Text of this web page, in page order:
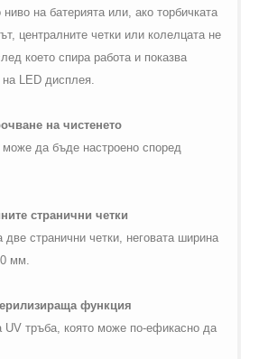
ниво на батерията или, ако торбичката
централните четки или колелцата не
което спира работа и показва
на LED дисплея.
на чистенето
може да бъде настроено според
странични четки
две странични четки, неговата ширина
мм.
функция
UV тръба, която може по-ефикасно да